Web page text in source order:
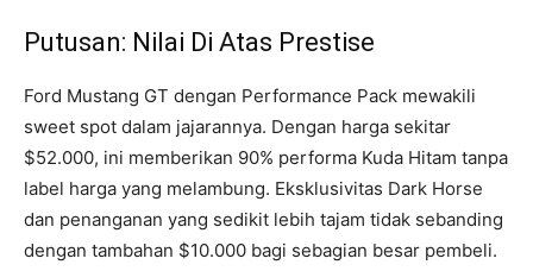
Putusan: Nilai Di Atas Prestise
Ford Mustang GT dengan Performance Pack mewakili
sweet spot dalam jajarannya. Dengan harga sekitar
$52.000, ini memberikan 90% performa Kuda Hitam tanpa
label harga yang melambung. Eksklusivitas Dark Horse
dan penanganan yang sedikit lebih tajam tidak sebanding
dengan tambahan $10.000 bagi sebagian besar pembeli.